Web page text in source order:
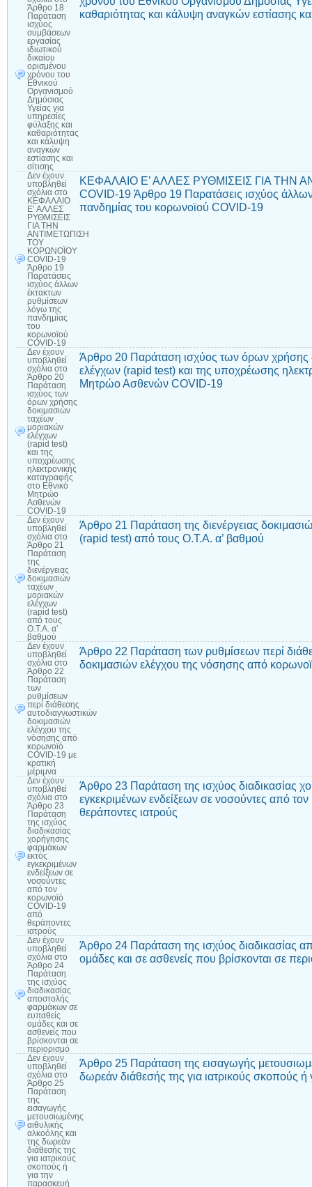
Άρθρο 18
Παράταση
ισχύος
συμβάσεων
εργασίας
ιδιωτικού
δικαίου
ορισμένου
χρόνου του
Εθνικού
Οργανισμού
Δημόσιας
Υγείας για
υπηρεσίες
φύλαξης και
καθαριότητας
και κάλυψη
αναγκών
εστίασης και
σίτισης
καθαριότητας και κάλυψη αναγκών εστίασης
Δεν έχουν
υποβληθεί
σχόλια στο
ΚΕΦΑΛΑΙΟ
Ε’ ΑΛΛΕΣ
ΡΥΘΜΙΣΕΙΣ
ΓΙΑ ΤΗΝ
ΑΝΤΙΜΕΤΩΠΙΣΗ
ΤΟΥ
ΚΟΡΩΝΟΪΟΥ
COVID-19
Άρθρο 19
Παρατάσεις
ισχύος άλλων
έκτακτων
ρυθμίσεων
λόγω της
πανδημίας
του
κορωνοϊού
COVID-19
ΚΕΦΑΛΑΙΟ Ε’ ΑΛΛΕΣ ΡΥΘΜΙΣΕΙΣ ΓΙΑ ΤΗΝ
COVID-19 Άρθρο 19 Παρατάσεις ισχύος
πανδημίας του κορωνοϊού COVID-19
Δεν έχουν
υποβληθεί
σχόλια στο
Άρθρο 20
Παράταση
ισχύος των
όρων χρήσης
δοκιμασιών
ταχέων
μοριακών
ελέγχων
(rapid test)
και της
υποχρέωσης
ηλεκτρονικής
καταγραφής
στο Εθνικό
Μητρώο
Ασθενών
COVID-19
Άρθρο 20 Παράταση ισχύος των όρων χρήσης
ελέγχων (rapid test) και της υποχρέωσης
Μητρώο Ασθενών COVID-19
Δεν έχουν
υποβληθεί
σχόλια στο
Άρθρο 21
Παράταση
της
διενέργειας
δοκιμασιών
ταχέων
μοριακών
ελέγχων
(rapid test)
από τους
Ο.Τ.Α. α’
βαθμού
Άρθρο 21 Παράταση της διενέργειας
(rapid test) από τους Ο.Τ.Α. α’ βαθμού
Δεν έχουν
υποβληθεί
σχόλια στο
Άρθρο 22
Παράταση
των
ρυθμίσεων
περί διάθεσης
αυτοδιαγνωστικών
δοκιμασιών
ελέγχου της
νόσησης από
κορωνοϊό
COVID-19 με
κρατική
μέριμνα
Άρθρο 22 Παράταση των ρυθμίσεων περί
δοκιμασιών ελέγχου της νόσησης από
Δεν έχουν
υποβληθεί
σχόλια στο
Άρθρο 23
Παράταση
της ισχύος
διαδικασίας
χορήγησης
φαρμάκων
εκτός
εγκεκριμένων
ενδείξεων σε
νοσούντες
από τον
κορωνοϊό
COVID-19
από
θεράποντες
ιατρούς
Άρθρο 23 Παράταση της ισχύος διαδικασίας
εγκεκριμένων ενδείξεων σε νοσούντες από
θεράποντες ιατρούς
Δεν έχουν
υποβληθεί
σχόλια στο
Άρθρο 24
Παράταση
της ισχύος
διαδικασίας
αποστολής
φαρμάκων σε
ευπαθείς
ομάδες και σε
ασθενείς που
βρίσκονται σε
περιορισμό
Άρθρο 24 Παράταση της ισχύος διαδικασίας
ομάδες και σε ασθενείς που βρίσκονται σε
Δεν έχουν
υποβληθεί
σχόλια στο
Άρθρο 25
Παράταση
της
εισαγωγής
μετουσιωμένης
αιθυλικής
αλκοόλης και
της δωρεάν
διάθεσής της
για ιατρικούς
σκοπούς ή
για την
παρασκευή
Άρθρο 25 Παράταση της εισαγωγής
δωρεάν διάθεσής της για ιατρικούς σκοπούς